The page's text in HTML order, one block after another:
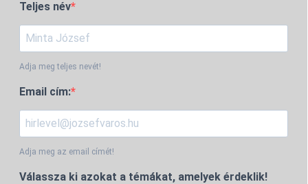
Teljes név
Adja meg teljes nevét!
Email cím:
Adja meg az email címét!
Válassza ki azokat a témákat, amelyek érdeklik!